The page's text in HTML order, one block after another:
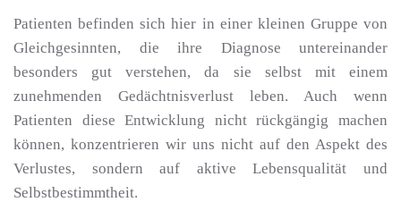
Patienten befinden sich hier in einer kleinen Gruppe von
Gleichgesinnten, die ihre Diagnose untereinander
besonders gut verstehen, da sie selbst mit einem
zunehmenden Gedächtnisverlust leben. Auch wenn
Patienten diese Entwicklung nicht rückgängig machen
können, konzentrieren wir uns nicht auf den Aspekt des
Verlustes, sondern auf aktive Lebensqualität und
Selbstbestimmtheit.